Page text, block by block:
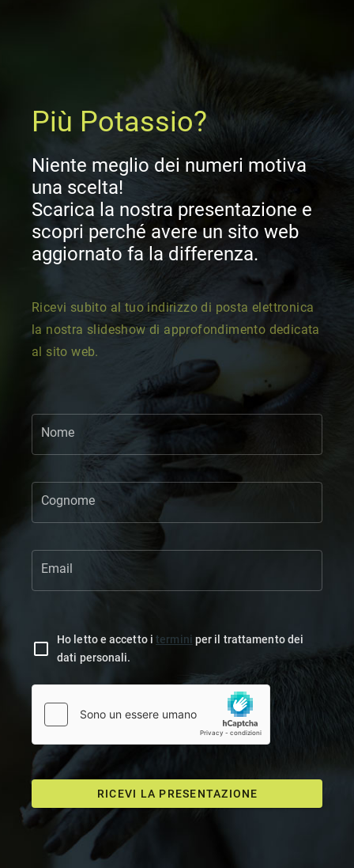
Più Potassio?
Niente meglio dei numeri motiva
una scelta!
Scarica la nostra presentazione e
scopri perché avere un sito web
aggiornato fa la differenza.
Ricevi subito al tuo indirizzo di posta elettronica
la nostra slideshow di approfondimento dedicata
al sito web.
Nome
Cognome
Email
Ho letto e accetto itermini per il trattamento dei
dati personali.
RICEVI LA PRESENTAZIONE